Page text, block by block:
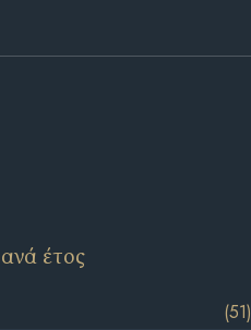
ανά έτος
(51)